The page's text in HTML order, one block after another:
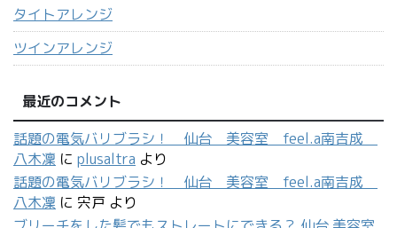
最近のコメント
話題の電気バリブラシ！ 仙台 美容室 feel.a南吉成
話題の電気バリブラシ！ 仙台 美容室 feel.a南吉成
八木凜に宍戸より
ブリーチをした髪でもストレートにできる？ 仙台 美容室
Sofa 泉中央店 スタイリスト 長谷川智也
り
ブリーチをした髪でもストレートにできる？ 仙台 美容室